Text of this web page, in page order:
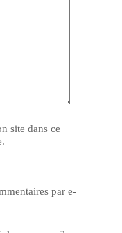
site dans ce
par e-